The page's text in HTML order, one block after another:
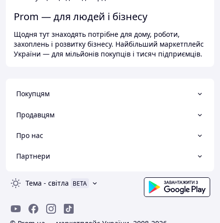
Prom — для людей і бізнесу
Щодня тут знаходять потрібне для дому, роботи,
захоплень і розвитку бізнесу. Найбільший маркетплейс
України — для мільйонів покупців і тисяч підприємців.
Покупцям
Продавцям
Про нас
Партнери
Тема - світла BETA